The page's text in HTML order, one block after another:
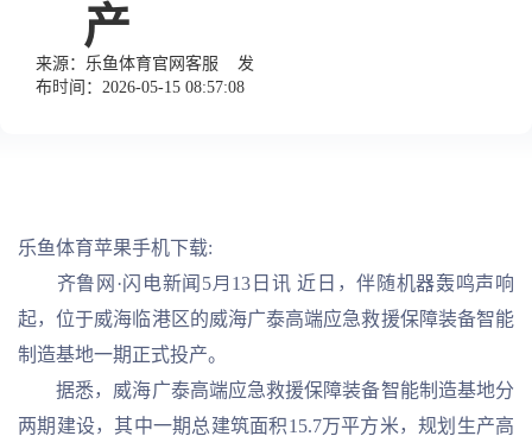
产
来源： 乐鱼体育官网客服 发
布时间：2026-05-15 08:57:08
乐鱼体育苹果手机下载:
齐鲁网·闪电新闻5月13日讯 近日，伴随机器轰鸣声响
起，位于威海临港区的威海广泰高端应急救援保障装备智能
制造基地一期正式投产。
据悉，威海广泰高端应急救援保障装备智能制造基地分
两期建设，其中一期总建筑面积15.7万平方米，规划生产高